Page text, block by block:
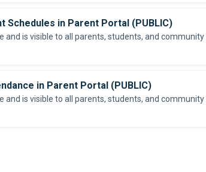
Schedules in Parent Portal (PUBLIC)
in Parent Portal (PUBLIC)